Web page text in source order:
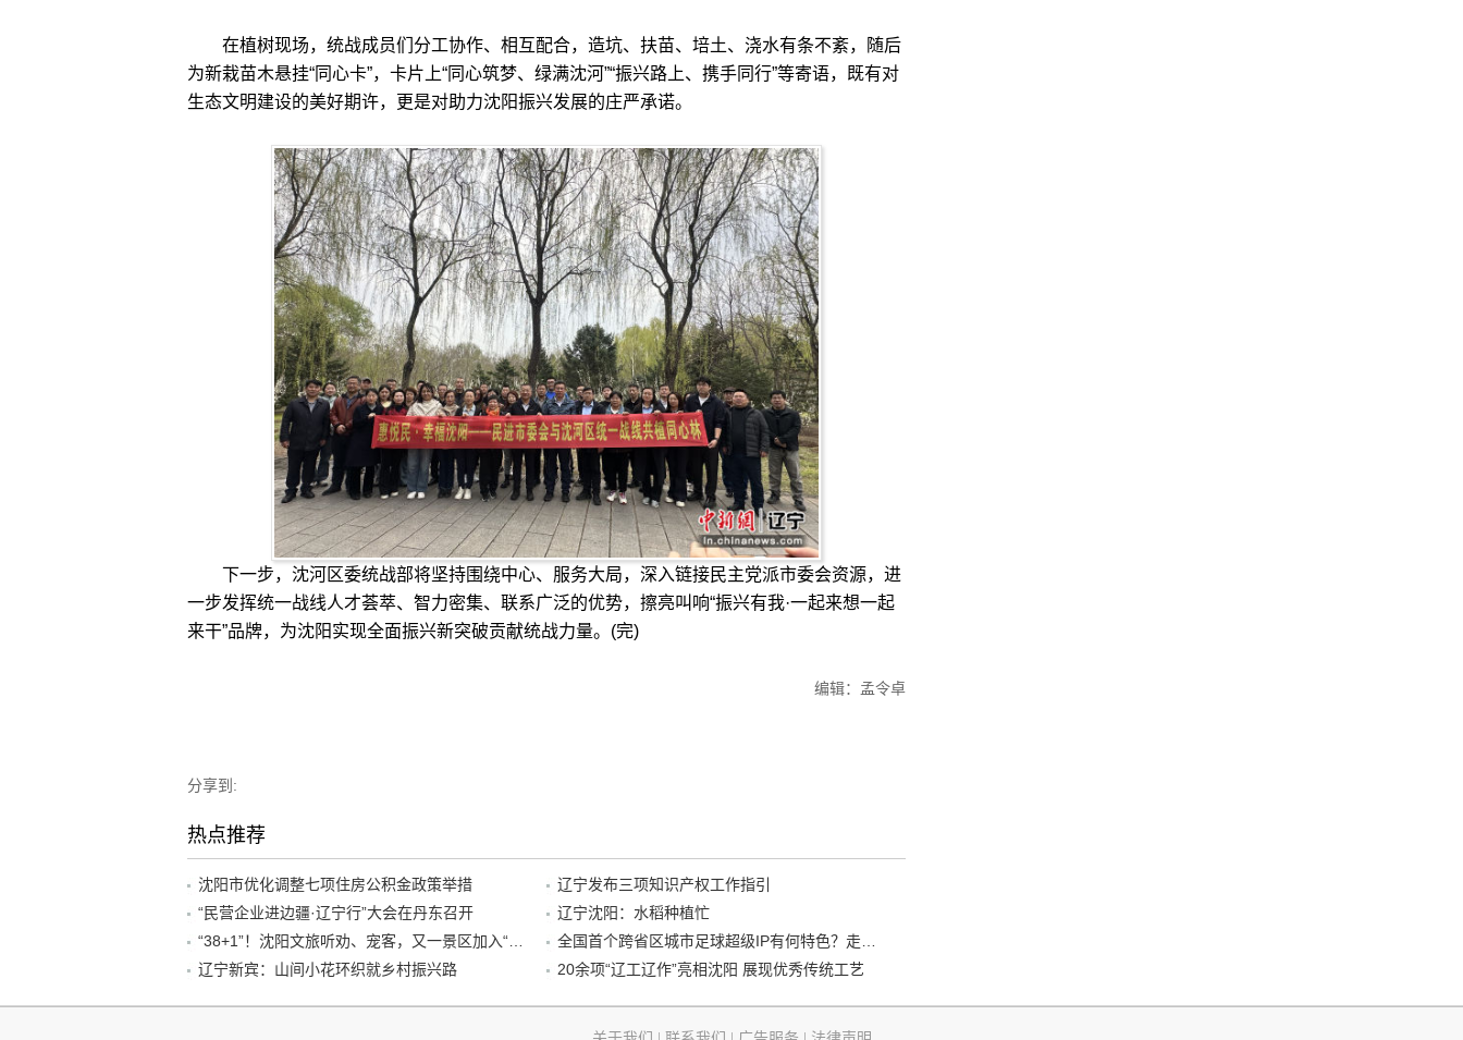
在植树现场，统战成员们分工协作、相互配合，造坑、扶苗、培土、浇水有条不紊，随后
为新栽苗木悬挂“同心卡”，卡片上“同心筑梦、绿满沈河”“振兴路上、携手同行”等寄语，既有对
生态文明建设的美好期许，更是对助力沈阳振兴发展的庄严承诺。
下一步，沈河区委统战部将坚持围绕中心、服务大局，深入链接民主党派市委会资源，进
一步发挥统一战线人才荟萃、智力密集、联系广泛的优势，擦亮叫响“振兴有我·一起来想一起
来干”品牌，为沈阳实现全面振兴新突破贡献统战力量。(完)
编辑：孟令卓
分享到:
热点推荐
沈阳市优化调整七项住房公积金政策举措
辽宁发布三项知识产权工作指引
“民营企业进边疆·辽宁行”大会在丹东召开
辽宁沈阳：水稻种植忙
辽宁新宾：山间小花环织就乡村振兴路
20余项“辽工辽作”亮相沈阳 展现优秀传统工艺